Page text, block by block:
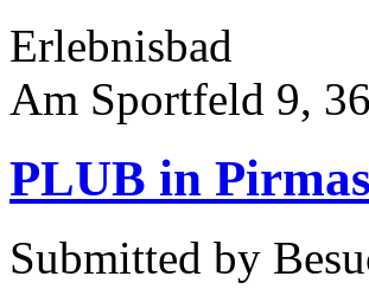
Erlebnisbad
Am Sportfeld 9,
PLUB in
Submitted by